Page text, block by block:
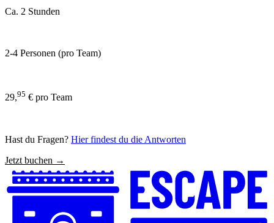
Ca. 2 Stunden
2-4 Personen (pro Team)
29,95 € pro Team
Hast du Fragen? Hier findest du die Antworten
Jetzt buchen →